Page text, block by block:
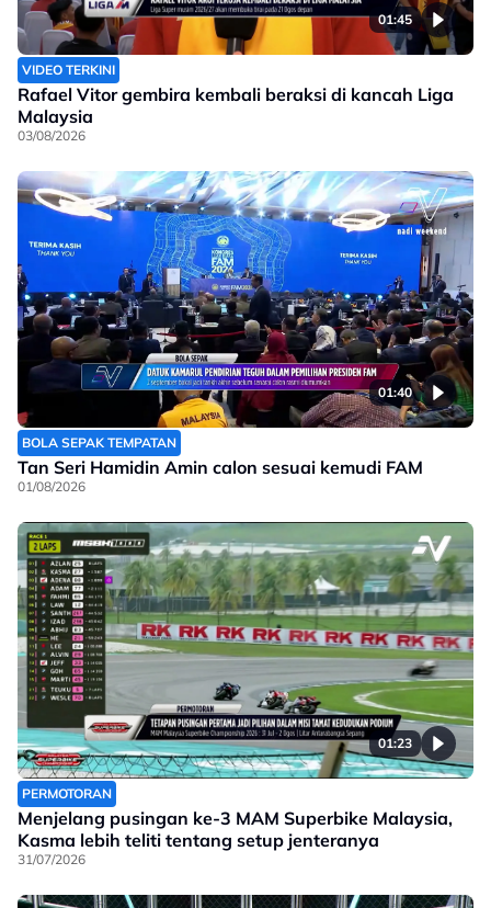
01:45
VIDEO TERKINI
Rafael Vitor gembira kembali beraksi di kancah Liga
Malaysia
03/08/2026
01:40
BOLA SEPAK TEMPATAN
Tan Seri Hamidin Amin calon sesuai kemudi FAM
01/08/2026
01:23
PERMOTORAN
Menjelang pusingan ke-3 MAM Superbike Malaysia,
Kasma lebih teliti tentang setup jenteranya
31/07/2026